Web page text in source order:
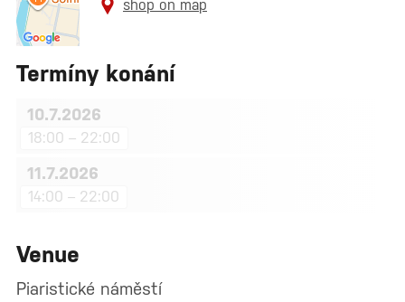
shop on map
Termíny konání
10.7.2026
18:00 – 22:00
11.7.2026
14:00 – 22:00
Venue
Piaristické náměstí